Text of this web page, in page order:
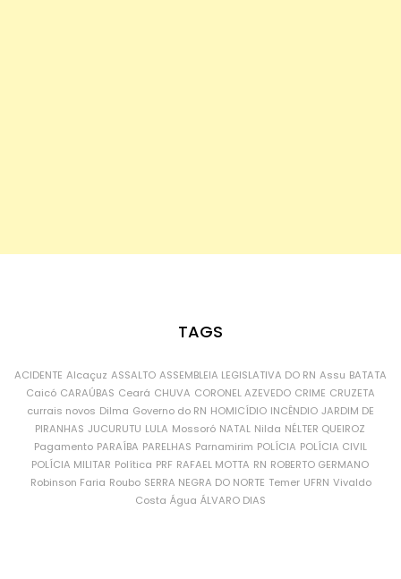
TAGS
ACIDENTE Alcaçuz ASSALTO ASSEMBLEIA LEGISLATIVA DO RN Assu BATATA
Caicó CARAÚBAS Ceará CHUVA CORONEL AZEVEDO CRIME CRUZETA
currais novos Dilma Governo do RN HOMICÍDIO INCÊNDIO JARDIM DE
PIRANHAS JUCURUTU LULA Mossoró NATAL Nilda NÉLTER QUEIROZ
Pagamento PARAÍBA PARELHAS Parnamirim POLÍCIA POLÍCIA CIVIL
POLÍCIA MILITAR Política PRF RAFAEL MOTTA RN ROBERTO GERMANO
Robinson Faria Roubo SERRA NEGRA DO NORTE Temer UFRN Vivaldo
Costa Água ÁLVARO DIAS